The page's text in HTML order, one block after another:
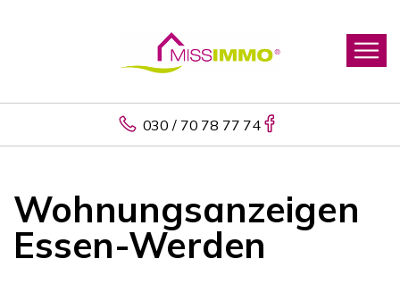
030 / 70 78 77 74
Wohnungsanzeigen
Essen-Werden